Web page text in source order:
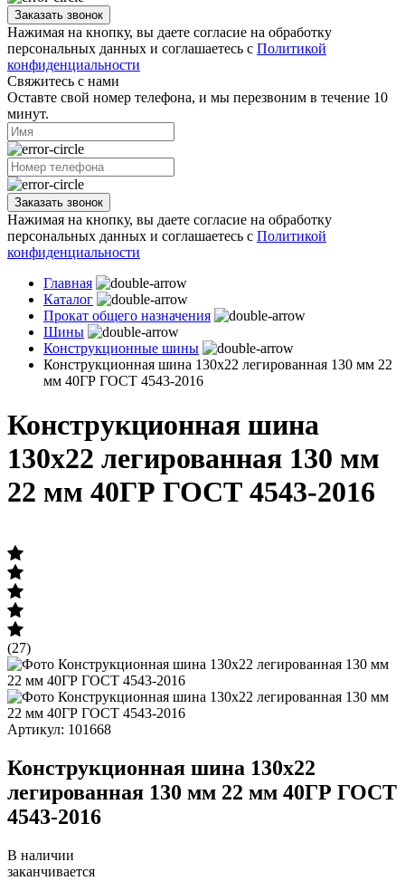
Заказать звонок
Нажимая на кнопку, вы даете согласие на обработку
персональных данных и соглашаетесь с Политикой
конфиденциальности
Свяжитесь с нами
Оставте свой номер телефона, и мы перезвоним в течение 10
минут.
Заказать звонок
Нажимая на кнопку, вы даете согласие на обработку
персональных данных и соглашаетесь с Политикой
конфиденциальности
Главная
Каталог
Прокат общего назначения
Шины
Конструкционные шины
Конструкционная шина 130х22 легированная 130 мм 22
мм 40ГР ГОСТ 4543-2016
Конструкционная шина
130х22 легированная 130 мм
22 мм 40ГР ГОСТ 4543-2016
(27)
Артикул: 101668
Конструкционная шина 130х22
легированная 130 мм 22 мм 40ГР ГОСТ
4543-2016
В наличии
заканчивается